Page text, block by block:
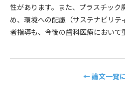
性があります。また、プラスチック
め、環境への配慮（サステナビリ
者指導も、今後の歯科医療において
← 論文一覧